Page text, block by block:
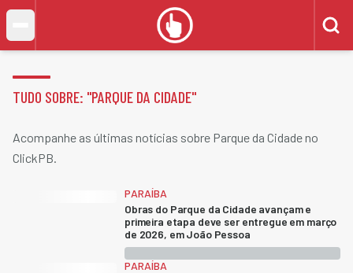
TUDO SOBRE: "PARQUE DA CIDADE"
Acompanhe as últimas notícias sobre Parque da Cidade no
ClickPB.
PARAÍBA
Obras do Parque da Cidade avançam e
primeira etapa deve ser entregue em março
de 2026, em João Pessoa
PARAÍBA